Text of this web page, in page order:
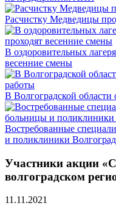
Расчистку Медведицы
В оздоровительных
весенние смены
В Волгоградской области
Востребованные
и поликлиники
Участники акции
волгоградском
11.11.2021